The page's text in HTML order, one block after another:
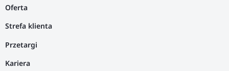
Oferta
Strefa klienta
Przetargi
Kariera